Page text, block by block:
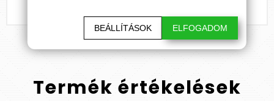
Termék értékelések
BEÁLLÍTÁSOK ELFOGADOM